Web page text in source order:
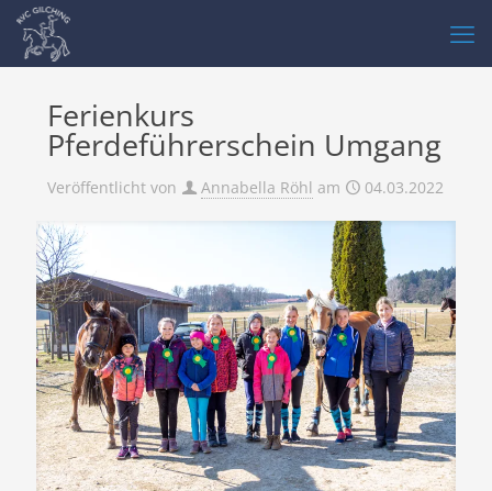
Ferienkurs
Pferdeführerschein Umgang
Veröffentlicht von Annabella Röhl am 04.03.2022